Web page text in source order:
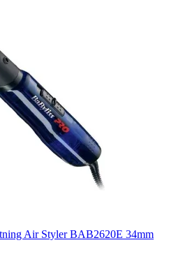
Air Styler BAB2620E 34mm